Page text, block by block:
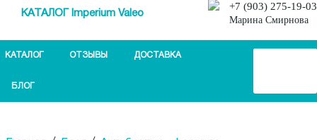
КАТАЛОГ Imperium Valeo
+7 (903) 275-19-03
Марина Смирнова
КАТАЛОГ ОТЗЫВЫ ДОСТАВКА
БЛОГ